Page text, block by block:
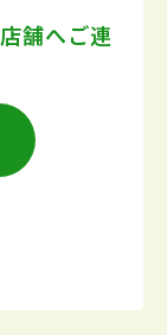
店舗へご連